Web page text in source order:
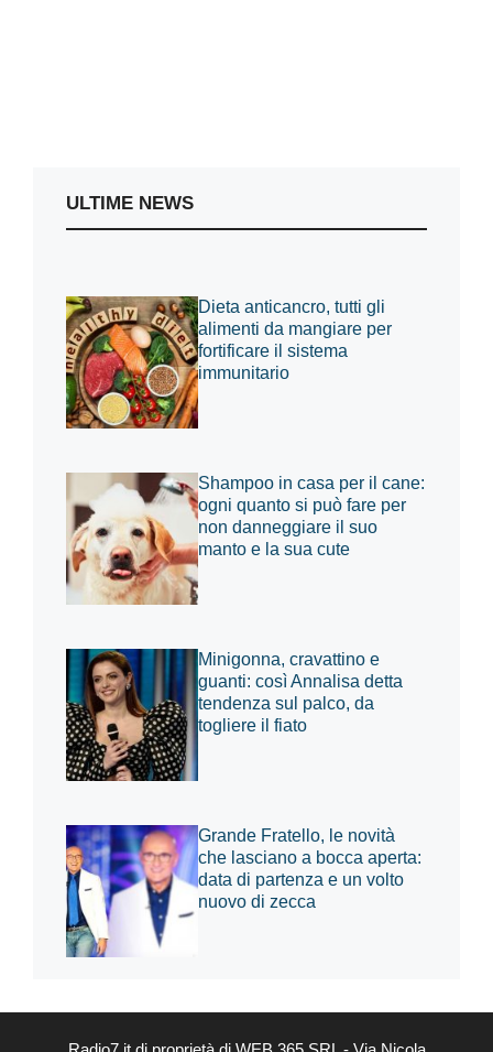
ULTIME NEWS
Dieta anticancro, tutti gli
alimenti da mangiare per
fortificare il sistema
immunitario
Shampoo in casa per il cane:
ogni quanto si può fare per
non danneggiare il suo
manto e la sua cute
Minigonna, cravattino e
guanti: così Annalisa detta
tendenza sul palco, da
togliere il fiato
Grande Fratello, le novità
che lasciano a bocca aperta:
data di partenza e un volto
nuovo di zecca